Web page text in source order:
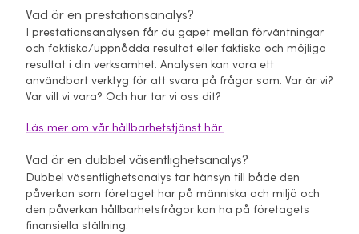
Vad är en prestationsanalys?
I prestationsanalysen får du gapet mellan förväntningar
och faktiska/uppnådda resultat eller faktiska och möjliga
resultat i din verksamhet. Analysen kan vara ett
användbart verktyg för att svara på frågor som: Var är vi?
Var vill vi vara? Och hur tar vi oss dit?
Läs mer om vår hållbarhetstjänst här.
Vad är en dubbel väsentlighetsanalys?
Dubbel väsentlighetsanalys tar hänsyn till både den
påverkan som företaget har på människa och miljö och
den påverkan hållbarhetsfrågor kan ha på företagets
finansiella ställning.